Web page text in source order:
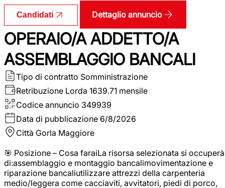
Candidati Dettaglio annuncio
OPERAIO/A ADDETTO/A
ASSEMBLAGGIO BANCALI
Tipo di contratto Somministrazione
Retribuzione Lorda 1639.71 mensile
Codice annuncio 349939
Data di pubblicazione 6/8/2026
Città Gorla Maggiore
🎯 Posizione – Cosa faraiLa risorsa selezionata si occuperà
di:assemblaggio e montaggio bancalimovimentazione e
riparazione bancaliutilizzare attrezzi della carpenteria
medio/leggera come cacciaviti, avvitatori, piedi di porco,